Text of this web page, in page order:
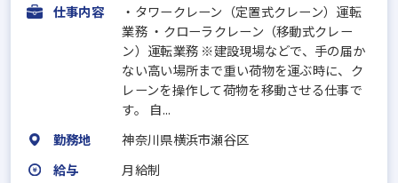
仕事内容
・タワークレーン（定置式クレーン）運転
業務 ・クローラクレーン（移動式クレー
ン）運転業務 ※建設現場などで、手の届か
ない高い場所まで重い荷物を運ぶ時に、ク
レーンを操作して荷物を移動させる仕事で
す。 自...
勤務地
神奈川県横浜市瀬谷区
給与
月給制